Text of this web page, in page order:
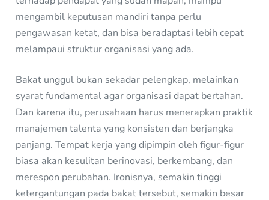
mengambil keputusan mandiri tanpa perlu
pengawasan ketat, dan bisa beradaptasi lebih cepat
melampaui struktur organisasi yang ada.
Bakat unggul bukan sekadar pelengkap, melainkan
syarat fundamental agar organisasi dapat bertahan.
Dan karena itu, perusahaan harus menerapkan praktik
manajemen talenta yang konsisten dan berjangka
panjang. Tempat kerja yang dipimpin oleh figur-figur
biasa akan kesulitan berinovasi, berkembang, dan
merespon perubahan. Ironisnya, semakin tinggi
ketergantungan pada bakat tersebut, semakin besar